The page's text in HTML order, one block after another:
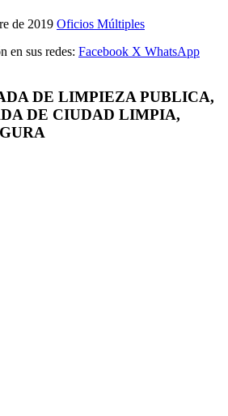
de 2019 Oficios Múltiples
en sus redes: Facebook X WhatsApp
DE LIMPIEZA PUBLICA,
DE CIUDAD LIMPIA,